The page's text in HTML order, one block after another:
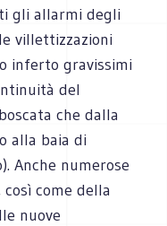
gli allarmi degli
villettizzazioni
inferto gravissimi
del
che dalla
alla baia di
Anche numerose
come della
nuove